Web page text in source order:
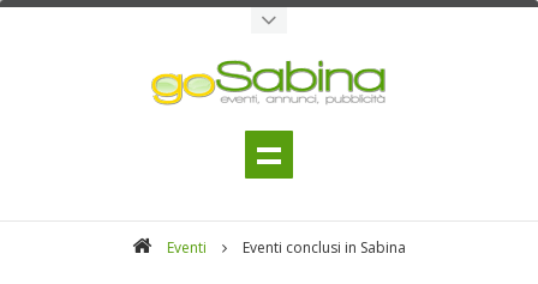
Eventi Eventi conclusi in Sabina